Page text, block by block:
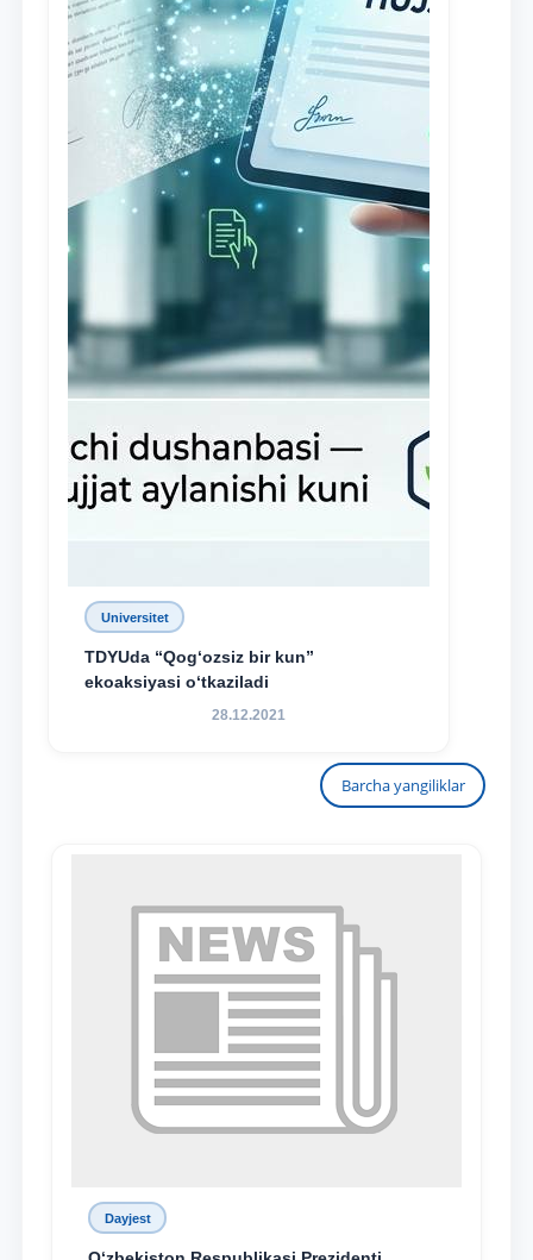
Universitet
TDYUda “Qog‘ozsiz bir kun”
ekoaksiyasi o‘tkaziladi
28.12.2021
Barcha yangiliklar
Dayjest